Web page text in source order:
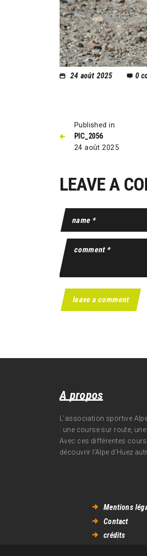
24 août 2025 0
Published in
PIC_2056
24 août 2025
LEAVE A
A propos
L’association sportive
: une course sur route,
Avec ces différentes
découvrir l’Alpe d‘Huez
Mentions
Contact
crédits